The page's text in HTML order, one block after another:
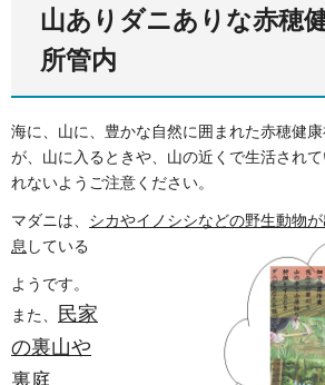
山ありダニありな赤穂
所管内
海に、山に、豊かな自然に囲まれた赤穂健
が、山に入るときや、山の近くで生活され
れないようご注意ください。
マダニは、 シカやイノシシなどの野生動物
息 している
ようです。
また、
民家
の裏山や